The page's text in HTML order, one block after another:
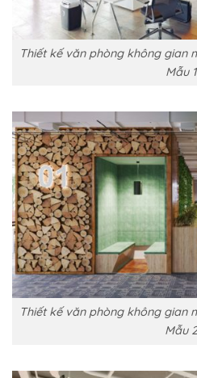
Thiết kế văn phòng không gian
Mẫu 1
Thiết kế văn phòng không gian
Mẫu 2